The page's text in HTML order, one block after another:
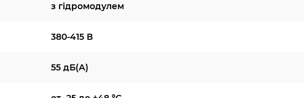
з гідромодулем
380-415 В
55 дБ(А)